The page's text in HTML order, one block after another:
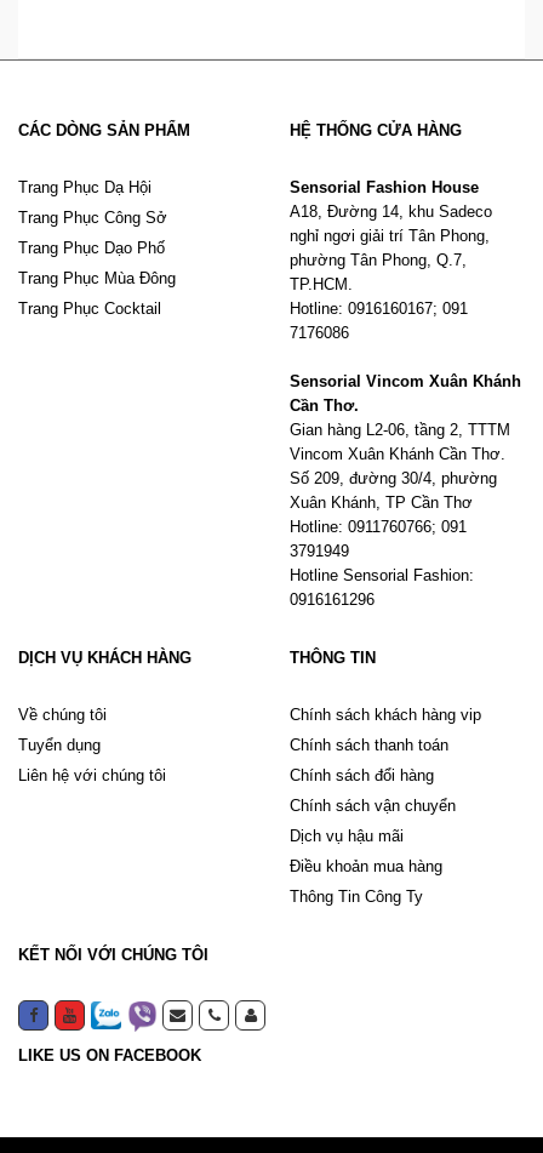
CÁC DÒNG SẢN PHẨM
Trang Phục Dạ Hội
Trang Phục Công Sở
Trang Phục Dạo Phố
Trang Phục Mùa Đông
Trang Phục Cocktail
HỆ THỐNG CỬA HÀNG
Sensorial Fashion House
A18, Đường 14, khu Sadeco
nghỉ ngơi giải trí Tân Phong,
phường Tân Phong, Q.7,
TP.HCM.
Hotline: 0916160167; 091
7176086
Sensorial Vincom Xuân Khánh
Cần Thơ.
Gian hàng L2-06, tầng 2, TTTM
Vincom Xuân Khánh Cần Thơ.
Số 209, đường 30/4, phường
Xuân Khánh, TP Cần Thơ
Hotline: 0911760766; 091
3791949
Hotline Sensorial Fashion:
0916161296
DỊCH VỤ KHÁCH HÀNG
Về chúng tôi
Tuyển dụng
Liên hệ với chúng tôi
THÔNG TIN
Chính sách khách hàng vip
Chính sách thanh toán
Chính sách đổi hàng
Chính sách vận chuyển
Dịch vụ hậu mãi
Điều khoản mua hàng
Thông Tin Công Ty
KẾT NỐI VỚI CHÚNG TÔI
LIKE US ON FACEBOOK